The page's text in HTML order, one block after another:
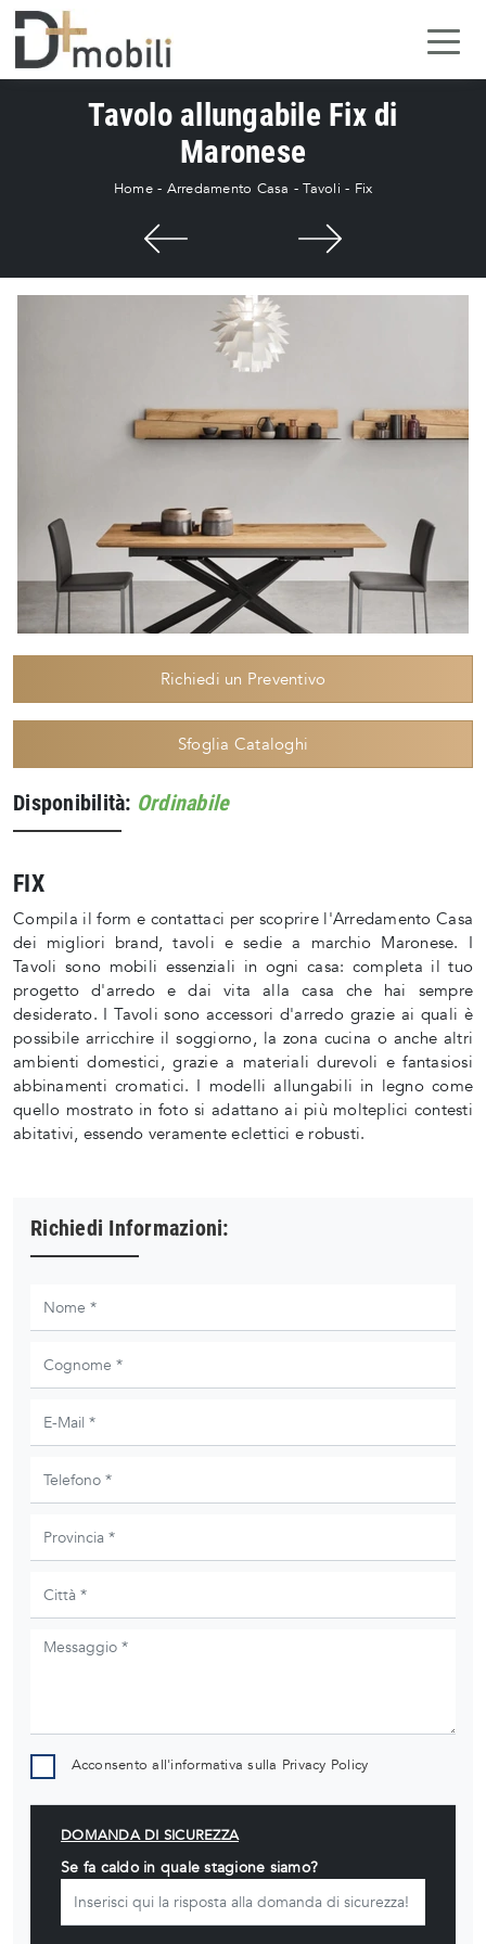
Tavolo allungabile Fix di
Maronese
Home- Arredamento Casa -Tavoli - Fix
Richiedi un Preventivo
Sfoglia Cataloghi
Disponibilità: Ordinabile
FIX
Compila il form e contattaci per scoprire l'Arredamento Casa
dei migliori brand, tavoli e sedie a marchio Maronese. I
Tavoli sono mobili essenziali in ogni casa: completa il tuo
progetto d'arredo e dai vita alla casa che hai sempre
desiderato. I Tavoli sono accessori d'arredo grazie ai quali è
possibile arricchire il soggiorno, la zona cucina o anche altri
ambienti domestici, grazie a materiali durevoli e fantasiosi
abbinamenti cromatici. I modelli allungabili in legno come
quello mostrato in foto si adattano ai più molteplici contesti
abitativi, essendo veramente eclettici e robusti.
Richiedi Informazioni:
Acconsento all'informativa sulla Privacy Policy
DOMANDA DI SICUREZZA
Se fa caldo in quale stagione siamo?